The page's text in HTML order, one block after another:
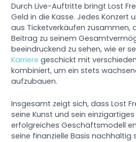
Durch Live-Auftritte bringt Lost
Geld in die Kasse. Jedes Konzert
aus Ticketverkäufen zusammen,
Beitrag zu seinem
beeindruckend zu sehen, wie er
Karriere geschickt mit
kombiniert, um ein stets
aufzubauen.
Insgesamt zeigt sich, dass Lost
seine Kunst und sein
erfolgreiches Geschäftsmodell
seine finanzielle Basis nachhaltig